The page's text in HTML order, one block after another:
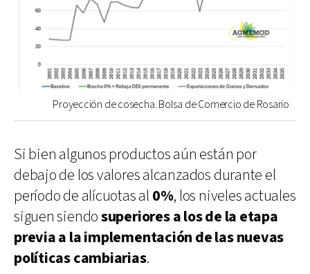
Proyección de cosecha. Bolsa de Comercio de Rosario
Si bien algunos productos aún están por
debajo de los valores alcanzados durante el
período de alícuotas al 0%, los niveles actuales
siguen siendosuperiores a los de la etapa
previa a la implementación de las nuevas
políticas cambiarias.